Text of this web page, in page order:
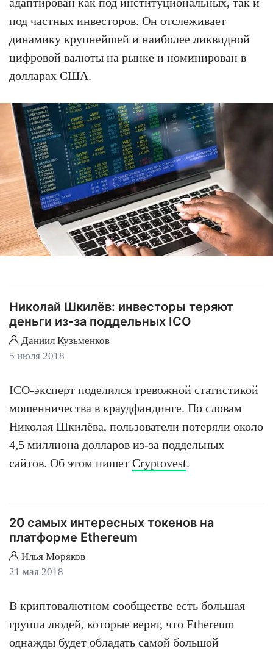
под частных инвесторов. Он отслеживает
динамику крупнейшей и наиболее ликвидной
цифровой валюты на рынке и номинирован в
долларах США.
Николай Шкилёв: инвесторы теряют
деньги из-за поддельных ICO
Даниил Кузьменков
5 июля 2018
ICO-эксперт поделился тревожной статистикой
мошенничества в краудфандинге. По словам
Николая Шкилёва, пользователи потеряли около
4,5 миллиона долларов из-за поддельных
сайтов. Об этом пишет Cryptovest.
20 самых интересных токенов на
платформе Ethereum
Илья Моряков
21 мая 2018
В криптовалютном сообществе есть большая
группа людей, которые верят, что Ethereum
однажды будет обладать самой большой